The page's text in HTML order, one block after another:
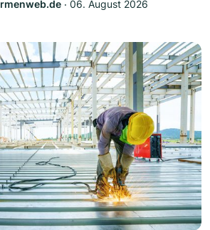
‧ 06. August 2026